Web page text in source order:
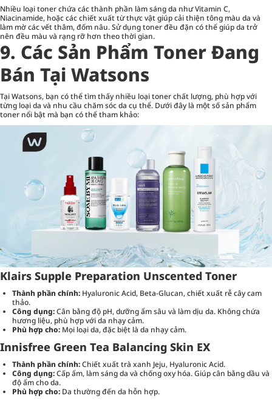
Nhiều loại toner chứa các thành phần làm sáng da như Vitamin C,
Niacinamide, hoặc các chiết xuất từ thực vật giúp cải thiện tông màu da và
làm mờ các vết thâm, đốm nâu. Sử dụng toner đều đặn có thể giúp da trở
nên đều màu và rạng rỡ hơn theo thời gian.
9. Các Sản Phẩm Toner Đang
Bán Tại Watsons
Tại Watsons, bạn có thể tìm thấy nhiều loại toner chất lượng, phù hợp với
từng loại da và nhu cầu chăm sóc da cụ thể. Dưới đây là một số sản phẩm
toner nổi bật mà bạn có thể tham khảo:
Klairs Supple Preparation Unscented Toner
Thành phần chính: Hyaluronic Acid, Beta-Glucan, chiết xuất rễ cây cam
thảo.
Công dụng:Cân bằng độ pH, dưỡng ẩm sâu và làm dịu da. Không chứa
hương liệu, phù hợp với da nhạy cảm.
Phù hợp cho: Mọi loại da, đặc biệt là da nhạy cảm.
Innisfree Green Tea Balancing Skin EX
Thành phần chính:Chiết xuất trà xanh Jeju, Hyaluronic Acid.
Công dụng:Cấp ẩm, làm sáng da và chống oxy hóa. Giúp cân bằng dầu và
độ ẩm cho da.
Phù hợp cho: Da thường đến da hỗn hợp.